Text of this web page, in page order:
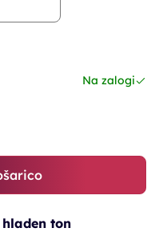
Na zalogi
ton